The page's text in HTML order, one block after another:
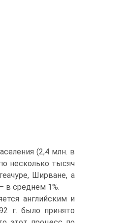
(2,4 млн. в
несколько тысяч
Ширване, а
в среднем 1%.
английским и
г. было принято